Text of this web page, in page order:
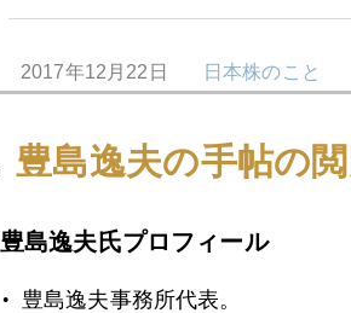
2017年12月22日 日本株のこと
2017年12月21日 米朝衝突の現実
2017年12月20日 貴方の会社の人
豊島逸夫の手帖の
豊島逸夫氏プロフィール
豊島逸夫事務所代表。